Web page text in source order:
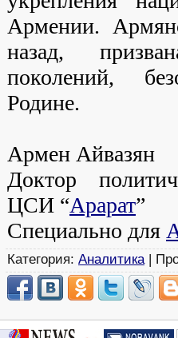
Армении.
назад,
поколений,
Родине.
Армен Айвазян
Доктор
ЦСИ “Арарат”
Специально для
Категория: Аналитика |